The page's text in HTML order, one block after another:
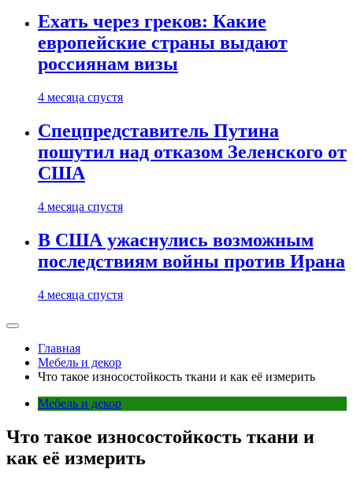
Ехать через греков: Какие
европейские страны выдают
россиянам визы
4 месяца спустя
Спецпредставитель Путина
пошутил над отказом Зеленского от
США
4 месяца спустя
В США ужаснулись возможным
последствиям войны против Ирана
4 месяца спустя
Главная
Мебель и декор
Что такое износостойкость ткани и как её измерить
Мебель и декор
Что такое износостойкость ткани и
как её измерить